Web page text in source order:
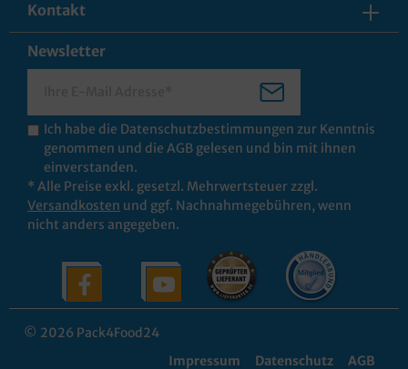
Kontakt
Newsletter
Ich habe die Datenschutzbestimmungen zur Kenntnis
genommen und die AGB gelesen und bin mit ihnen
einverstanden.
* Alle Preise exkl. gesetzl. Mehrwertsteuer zzgl.
Versandkosten und ggf. Nachnahmegebühren, wenn
nicht anders angegeben.
© 2026 Pack4Food24
Impressum
Datenschutz AGB